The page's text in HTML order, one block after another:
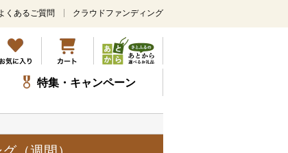
メ
ン
コ
ン
テ
ツ
くあるご質問 クラウドファンディング
特集・キャンペーン